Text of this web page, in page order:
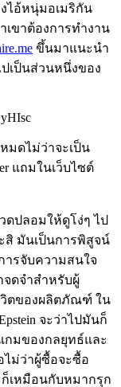
ไอ้หนุ่มอเมริกัน
เขาต้องการทำงาน
ขึ้นมาแนะนำ
ปเป็นส่วนหนึ่งของ
หมดไม่ว่าจะเป็น
แถมในเว็บไซต์
ดปลอมให้ดูโง่ๆ ไป
สิ มันเป็นการพิสูจน์
ารจับความสนใจ
ดจำสำหรับผู้
ตของผลิตภัณฑ์ ใน
จะว่าไปมันก็
กมของกลยุทธ์และ
ม่ว่าผู้ซื้อจะซื้อ
เหมือนกับหมากรุก